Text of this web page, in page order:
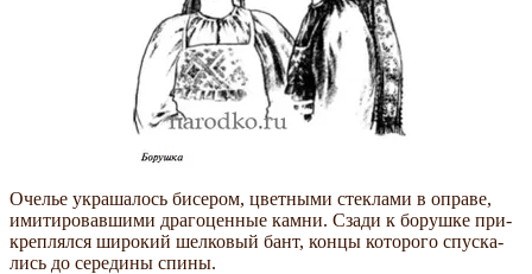
Очелье украшалось бисером, цветными стеклами в оправе,
имитировавшими драгоценные камни. Сзади к борушке при­
креплялся широкий шелковый бант, концы которого спуска­
лись до середины спины.